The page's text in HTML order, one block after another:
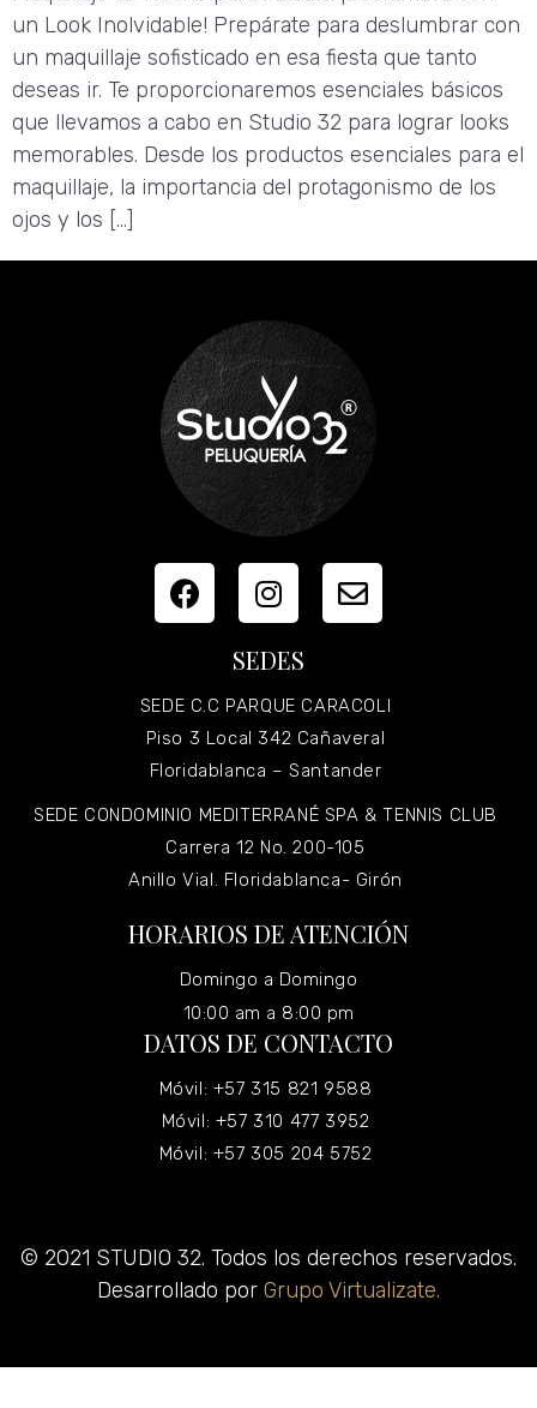
un Look Inolvidable! Prepárate para deslumbrar con
un maquillaje sofisticado en esa fiesta que tanto
deseas ir. Te proporcionaremos esenciales básicos
que llevamos a cabo en Studio 32 para lograr looks
memorables. Desde los productos esenciales para el
maquillaje, la importancia del protagonismo de los
ojos y los […]
SEDES
SEDE C.C PARQUE CARACOLI
Piso 3 Local 342 Cañaveral
Floridablanca – Santander
SEDE CONDOMINIO MEDITERRANÉ SPA & TENNIS CLUB
Carrera 12 No. 200-105
Anillo Vial. Floridablanca- Girón
HORARIOS DE ATENCIÓN
Domingo a Domingo
10:00 am a 8:00 pm
DATOS DE CONTACTO
Móvil: +57 315 821 9588
Móvil: +57 310 477 3952
Móvil: +57 305 204 5752
© 2021 STUDIO 32. Todos los derechos reservados.
Desarrollado por Grupo Virtualizate.